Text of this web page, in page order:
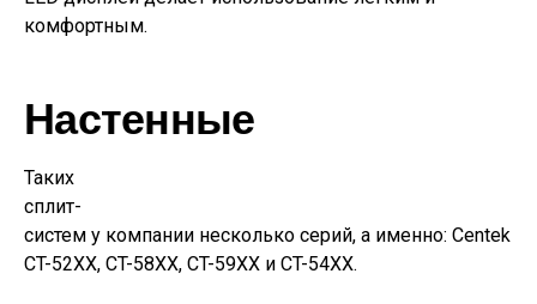
комфортным.
Настенные
Таких
сплит-
систем у компании несколько серий, а именно: Centek
CT-52XX, CT-58XX, CT-59XX и CT-54XX.